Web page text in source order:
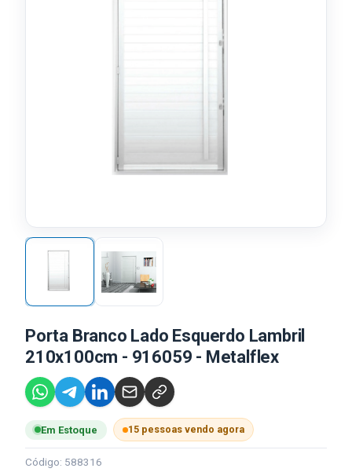
Porta Branco Lado Esquerdo Lambril
210x100cm - 916059 - Metalflex
Em Estoque 15 pessoas vendo agora
Código: 588316